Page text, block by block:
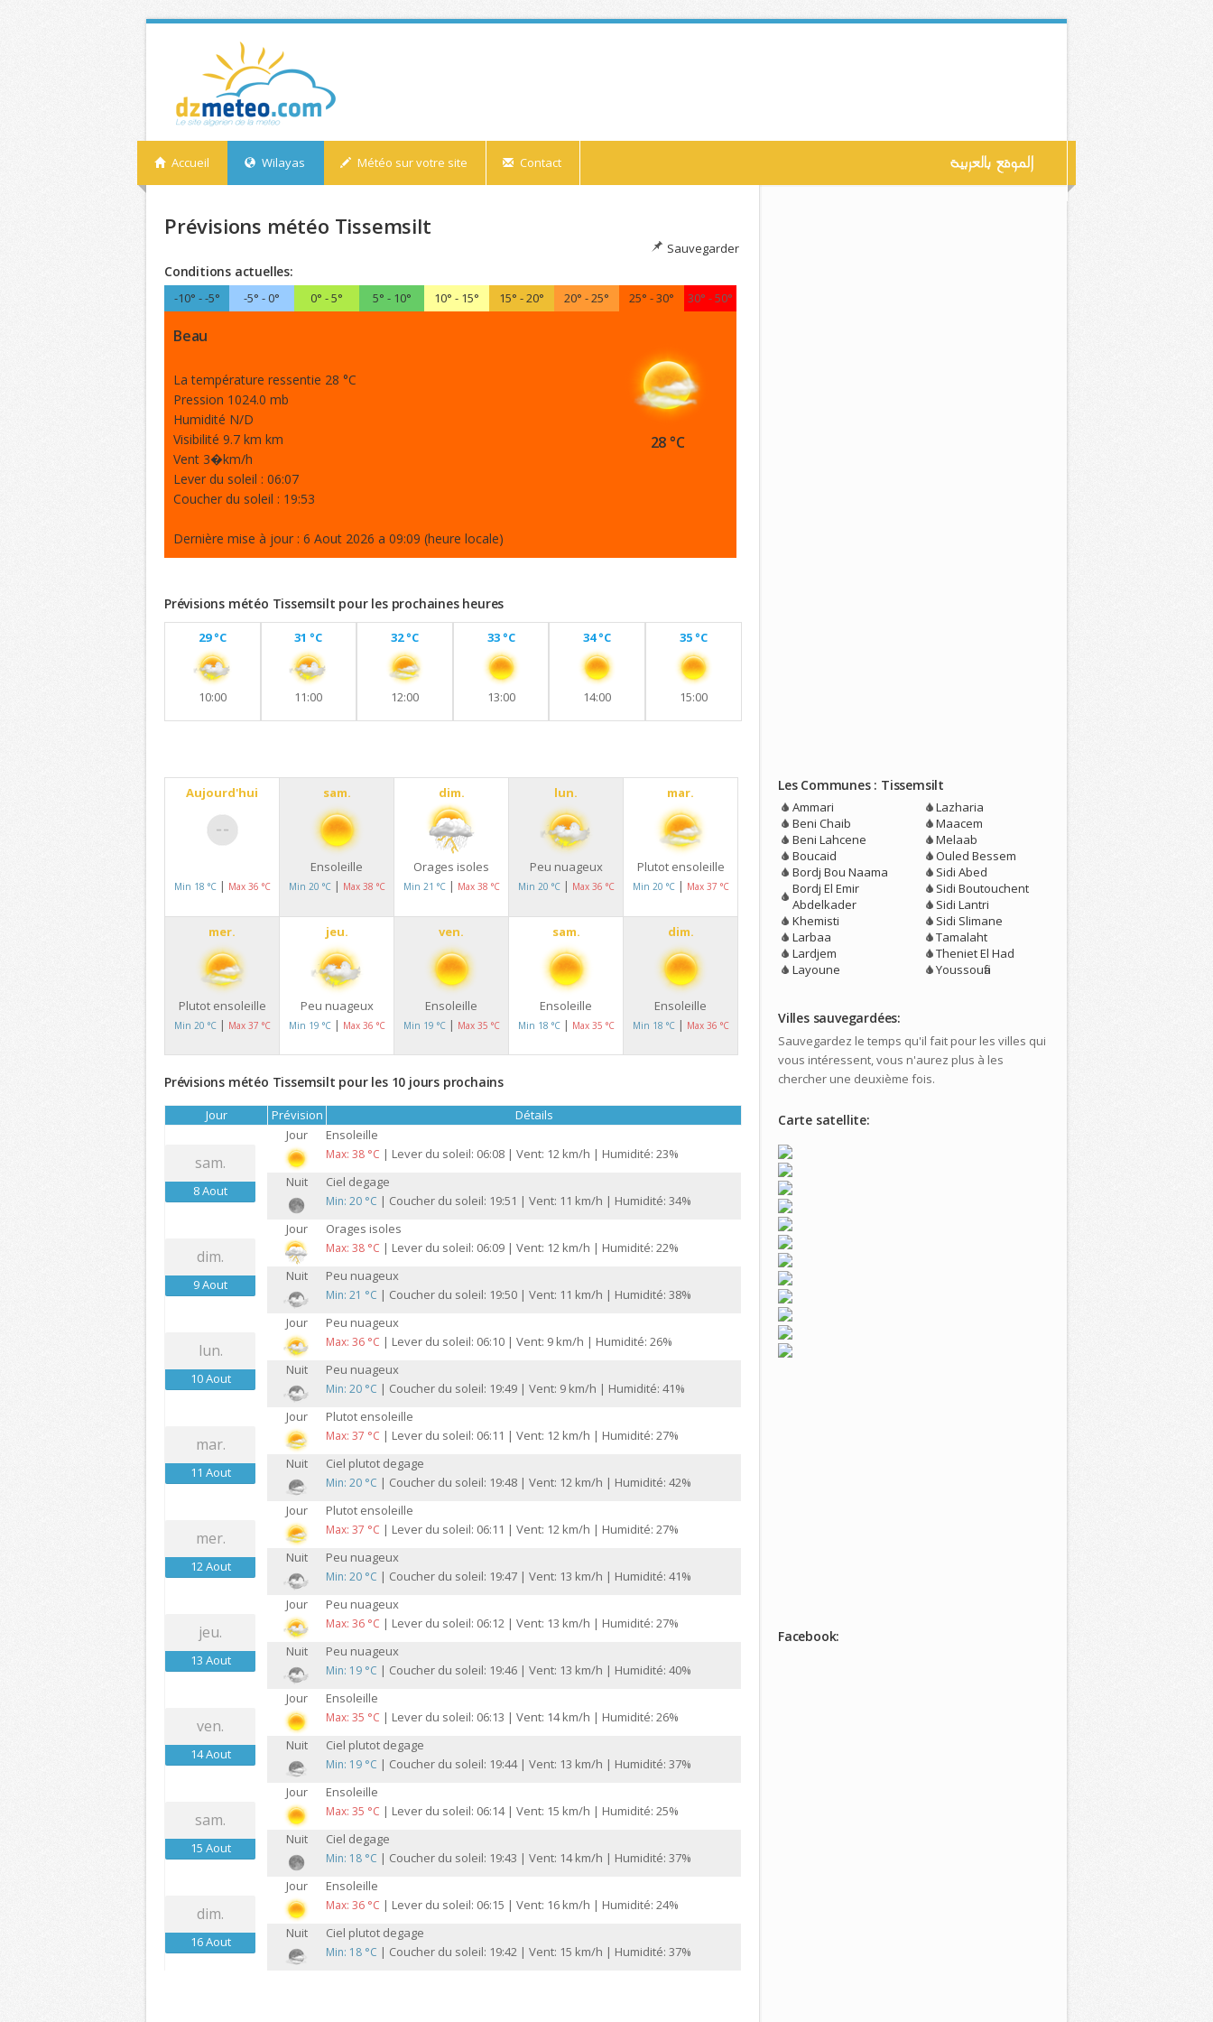
Accueil Wilayas Météo sur votre site Contact
Prévisions météo Tissemsilt
Sauvegarder
Conditions actuelles:
-10° - -5° -5° - 0° 0° - 5° 5° - 10° 10° - 15° 15° - 20° 20° - 25° 25° - 30° 30° - 50°
Beau
La température ressentie 28 °C
Pression 1024.0 mb
Humidité N/D
Visibilité 9.7 km km
Vent 3�km/h
Lever du soleil : 06:07
Coucher du soleil : 19:53
Dernière mise à jour : 6 Aout 2026 a 09:09 (heure locale)
28 °C
Prévisions météo Tissemsilt pour les prochaines heures
29 °C
10:00
31 °C
11:00
32 °C
12:00
33 °C
13:00
34 °C
14:00
35 °C
15:00
Aujourd'hui
Min 18 °C| Max 36 °C
sam.
Ensoleille
Min 20 °C| Max 38 °C
dim.
Orages isoles
Min 21 °C| Max 38 °C
lun.
Peu nuageux
Min 20 °C| Max 36 °C
mar.
Plutot ensoleille
Min 20 °C| Max 37 °C
mer.
Plutot ensoleille
Min 20 °C| Max 37 °C
jeu.
Peu nuageux
Min 19 °C| Max 36 °C
ven.
Ensoleille
Min 19 °C| Max 35 °C
sam.
Ensoleille
Min 18 °C| Max 35 °C
dim.
Ensoleille
Min 18 °C| Max 36 °C
Prévisions météo Tissemsilt pour les 10 jours prochains
Jour Prévision Détails
sam.
8 Aout
Jour Ensoleille
Max: 38 °C | Lever du soleil: 06:08 | Vent: 12 km/h | Humidité: 23%
Nuit
Ciel degage
Min: 20 °C | Coucher du soleil: 19:51 | Vent: 11 km/h | Humidité: 34%
dim.
9 Aout
Jour Orages isoles
Max: 38 °C | Lever du soleil: 06:09 | Vent: 12 km/h | Humidité: 22%
Nuit
Peu nuageux
Min: 21 °C | Coucher du soleil: 19:50 | Vent: 11 km/h | Humidité: 38%
lun.
10 Aout
Jour Peu nuageux
Max: 36 °C | Lever du soleil: 06:10 | Vent: 9 km/h | Humidité: 26%
Nuit
Peu nuageux
Min: 20 °C | Coucher du soleil: 19:49 | Vent: 9 km/h | Humidité: 41%
mar.
11 Aout
Jour Plutot ensoleille
Max: 37 °C | Lever du soleil: 06:11 | Vent: 12 km/h | Humidité: 27%
Nuit
Ciel plutot degage
Min: 20 °C | Coucher du soleil: 19:48 | Vent: 12 km/h | Humidité: 42%
mer.
12 Aout
Jour Plutot ensoleille
Max: 37 °C | Lever du soleil: 06:11 | Vent: 12 km/h | Humidité: 27%
Nuit
Peu nuageux
Min: 20 °C | Coucher du soleil: 19:47 | Vent: 13 km/h | Humidité: 41%
jeu.
13 Aout
Jour Peu nuageux
Max: 36 °C | Lever du soleil: 06:12 | Vent: 13 km/h | Humidité: 27%
Nuit
Peu nuageux
Min: 19 °C | Coucher du soleil: 19:46 | Vent: 13 km/h | Humidité: 40%
ven.
14 Aout
Jour Ensoleille
Max: 35 °C | Lever du soleil: 06:13 | Vent: 14 km/h | Humidité: 26%
Nuit
Ciel plutot degage
Min: 19 °C | Coucher du soleil: 19:44 | Vent: 13 km/h | Humidité: 37%
sam.
15 Aout
Jour Ensoleille
Max: 35 °C | Lever du soleil: 06:14 | Vent: 15 km/h | Humidité: 25%
Nuit
Ciel degage
Min: 18 °C | Coucher du soleil: 19:43 | Vent: 14 km/h | Humidité: 37%
dim.
16 Aout
Jour Ensoleille
Max: 36 °C | Lever du soleil: 06:15 | Vent: 16 km/h | Humidité: 24%
Nuit
Ciel plutot degage
Min: 18 °C | Coucher du soleil: 19:42 | Vent: 15 km/h | Humidité: 37%
Les Communes : Tissemsilt
Ammari
Beni Chaib
Beni Lahcene
Boucaid
Bordj Bou Naama
Bordj El Emir
Abdelkader
Khemisti
Larbaa
Lardjem
Layoune
Lazharia
Maacem
Melaab
Ouled Bessem
Sidi Abed
Sidi Boutouchent
Sidi Lantri
Sidi Slimane
Tamalaht
Theniet El Had
Youssoufia
Villes sauvegardées:
Sauvegardez le temps qu'il fait pour les villes qui
vous intéressent, vous n'aurez plus à les
chercher une deuxième fois.
Carte satellite:
Facebook: